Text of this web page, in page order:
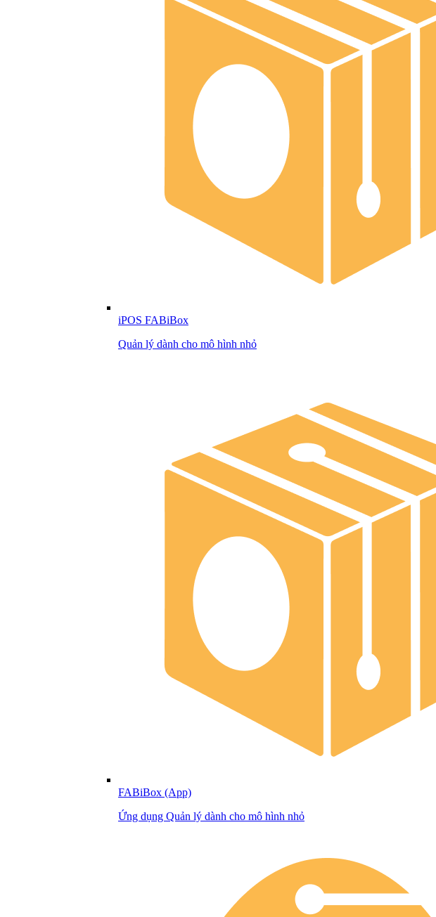
iPOS FABiBox
Quản lý dành cho mô hình nhỏ
FABiBox (App)
Ứng dụng Quản lý dành cho mô hình nhỏ